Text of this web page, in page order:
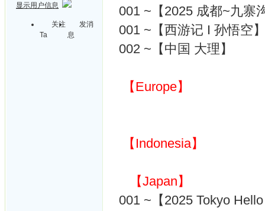
显示用户信息
关注
Ta
发消
息
001 ~【2025 成都~九寨
001 ~【西游记 I 孙悟空
002 ~【中国 大理】
【Europe】
【Indonesia】
【Japan】
001 ~【2025 Tokyo